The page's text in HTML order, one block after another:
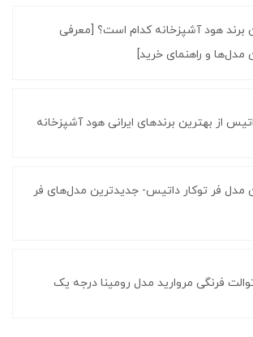
برند هود آشپزخانه کدام است؟ [معرفی
مدل‌ها و راهنمای خرید]
از بهترین برندهای ایرانی هود آشپزخانه
مدل فر توکار داتیس- جدیدترین مدل‌های فر
فرنگی مروارید مدل رومینا درجه یک